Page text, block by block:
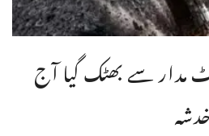
مدار سے بھٹک گیا آج